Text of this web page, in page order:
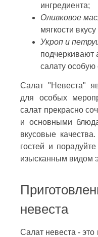
ингредиента;
Оливковое
мягкости
Укроп и
салату особую
Салат "Невеста"
для особых
салат прекрасно
и основными
вкусовые
гостей и
изысканным видом
невеста
Салат невеста -